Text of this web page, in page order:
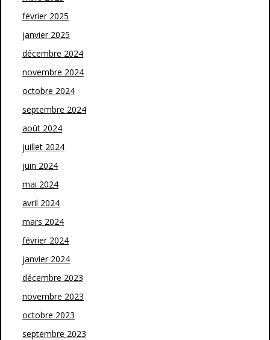
février 2025
janvier 2025
décembre 2024
novembre 2024
octobre 2024
septembre 2024
août 2024
juillet 2024
juin 2024
mai 2024
avril 2024
mars 2024
février 2024
janvier 2024
décembre 2023
novembre 2023
octobre 2023
septembre 2023